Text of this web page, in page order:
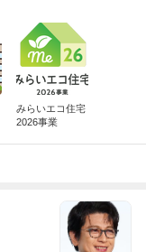
みらいエコ住宅
2026事業